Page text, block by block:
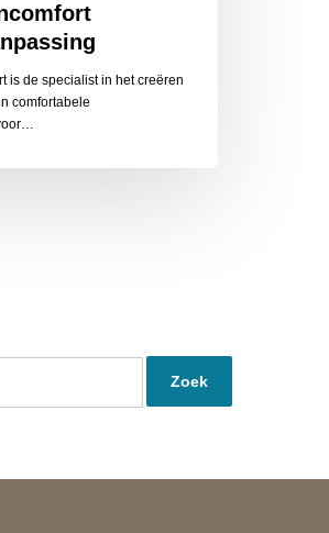
is de specialist in het creëren
comfortabele